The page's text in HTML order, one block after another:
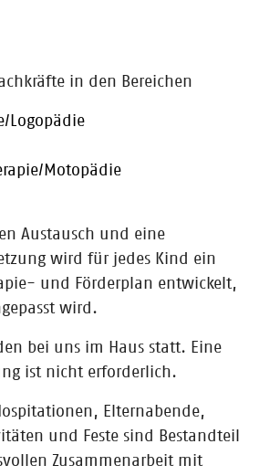
in den Bereichen
Logopädie
Motopädie
Austausch und eine
wird für jedes Kind ein
und Förderplan entwickelt,
wird.
bei uns im Haus statt. Eine
ist nicht erforderlich.
Elternabende,
und Feste sind Bestandteil
Zusammenarbeit mit